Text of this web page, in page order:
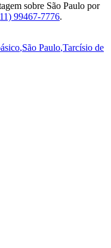
sobre São Paulo por
99467-7776.
,São Paulo,Tarcísio de